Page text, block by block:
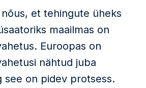
et tehingute üheks
maailmas on
Euroopas on
nähtud juba
see on pidev protsess.